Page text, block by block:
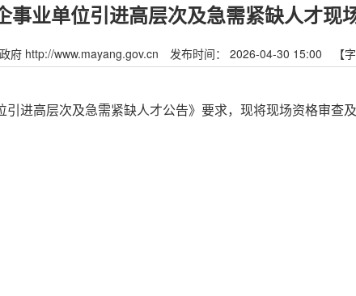
事业单位引进高层次及急需紧缺人才现
府 http://www.mayang.gov.cn 发布时间： 2026-04-30 15:00 【
进高层次及急需紧缺人才公告》要求，现将现场资格审查及